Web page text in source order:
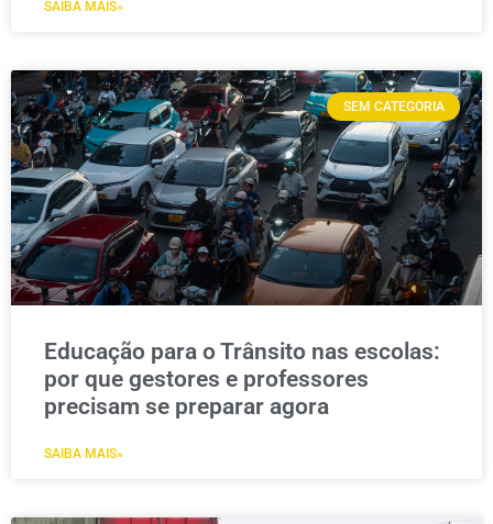
SAIBA MAIS»
SEM CATEGORIA
Educação para o Trânsito nas escolas:
por que gestores e professores
precisam se preparar agora
SAIBA MAIS»